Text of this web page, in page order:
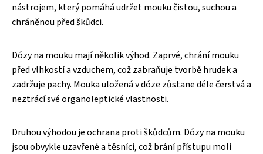
nástrojem, který pomáhá udržet mouku čistou, suchou a
chráněnou před škůdci.
Dózy na mouku mají několik výhod. Zaprvé, chrání mouku
před vlhkostí a vzduchem, což zabraňuje tvorbě hrudek a
zadržuje pachy. Mouka uložená v dóze zůstane déle čerstvá a
neztrácí své organoleptické vlastnosti.
Druhou výhodou je ochrana proti škůdcům. Dózy na mouku
jsou obvykle uzavřené a těsnící, což brání přístupu moli